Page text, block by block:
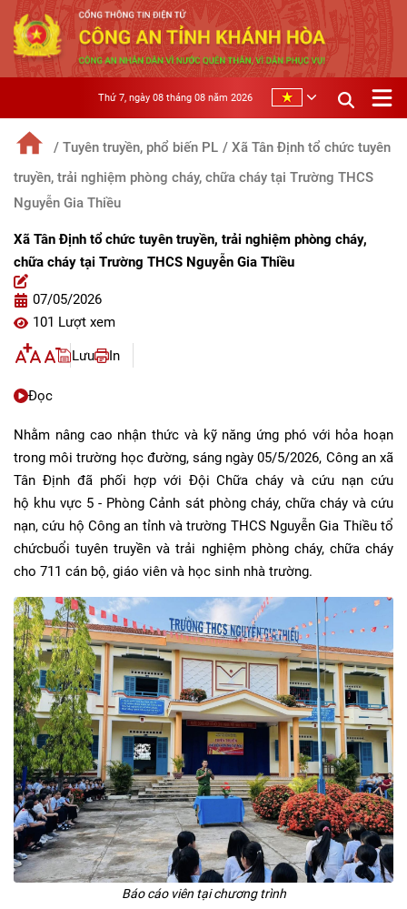
Thứ 7, ngày 08 tháng 08 năm 2026
/ Tuyên truyền, phổ biến PL / Xã Tân Định tổ chức tuyên
truyền, trải nghiệm phòng cháy, chữa cháy tại Trường THCS
Nguyễn Gia Thiều
Xã Tân Định tổ chức tuyên truyền, trải nghiệm phòng cháy,
chữa cháy tại Trường THCS Nguyễn Gia Thiều
07/05/2026
101 Lượt xem
Lưu In
Đọc
Nhằm nâng cao nhận thức và kỹ năng ứng phó với hỏa hoạn
trong môi trường học đường, sáng ngày 05/5/2026, Công an xã
Tân Định đã phối hợp với Đội Chữa cháy và cứu nạn cứu
hộ khu vực 5 - Phòng Cảnh sát phòng cháy, chữa cháy và cứu
nạn, cứu hộ Công an tỉnh và trường THCS Nguyễn Gia Thiều tổ
chứcbuổi tuyên truyền và trải nghiệm phòng cháy, chữa cháy
cho 711 cán bộ, giáo viên và học sinh nhà trường.
Báo cáo viên tại chương trình